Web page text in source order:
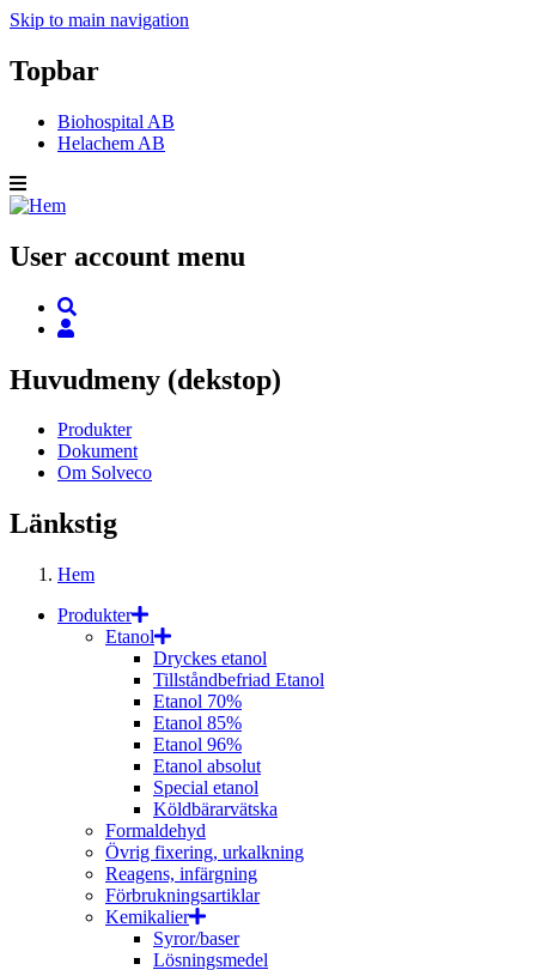
Skip to main navigation
Topbar
Biohospital AB
Helachem AB
User account menu
Huvudmeny (dekstop)
Produkter
Dokument
Om Solveco
Länkstig
Hem
Produkter
Etanol
Dryckes etanol
Tillståndbefriad Etanol
Etanol 70%
Etanol 85%
Etanol 96%
Etanol absolut
Special etanol
Köldbärarvätska
Formaldehyd
Övrig fixering, urkalkning
Reagens, infärgning
Förbrukningsartiklar
Kemikalier
Syror/baser
Lösningsmedel